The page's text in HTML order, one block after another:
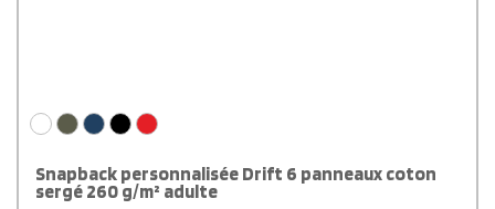
Snapback personnalisée Drift 6 panneaux coton
sergé 260 g/m² adulte